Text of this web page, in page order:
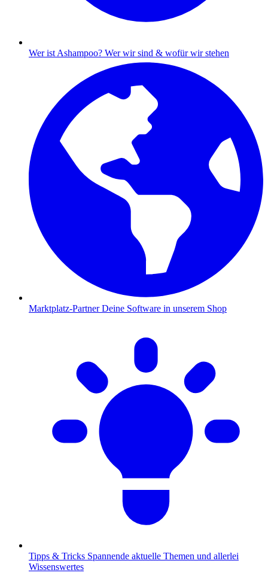
Wer ist Ashampoo? Wer wir sind & wofür wir stehen
Marktplatz-Partner Deine Software in unserem Shop
Tipps & Tricks Spannende aktuelle Themen und allerlei
Wissenswertes